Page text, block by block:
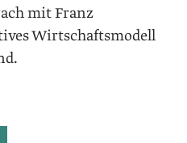
mit Franz
Wirtschaftsmodell